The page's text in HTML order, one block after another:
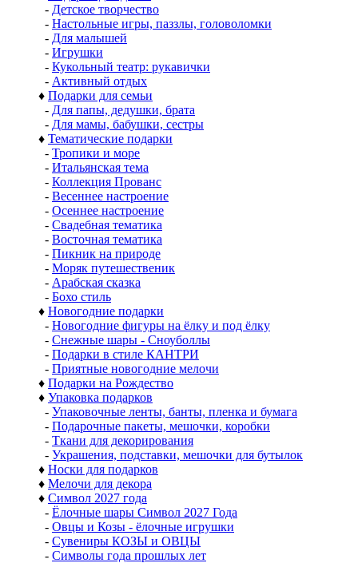
- Детское творчество
- Настольные игры, паззлы, головоломки
- Для малышей
- Игрушки
- Кукольный театр: рукавички
- Активный отдых
♦ Подарки для семьи
- Для папы, дедушки, брата
- Для мамы, бабушки, сестры
♦ Тематические подарки
- Тропики и море
- Итальянская тема
- Коллекция Прованс
- Весеннее настроение
- Осеннее настроение
- Свадебная тематика
- Восточная тематика
- Пикник на природе
- Моряк путешественик
- Арабская сказка
- Бохо стиль
♦ Новогодние подарки
- Новогодние фигуры на ёлку и под ёлку
- Снежные шары - Сноуболлы
- Подарки в стиле КАНТРИ
- Приятные новогодние мелочи
♦ Подарки на Рождество
♦ Упаковка подарков
- Упаковочные ленты, банты, пленка и бумага
- Подарочные пакеты, мешочки, коробки
- Ткани для декорирования
- Украшения, подставки, мешочки для бутылок
♦ Носки для подарков
♦ Мелочи для декора
♦ Символ 2027 года
- Ёлочные шары Символ 2027 Года
- Овцы и Козы - ёлочные игрушки
- Сувениры КОЗЫ и ОВЦЫ
- Символы года прошлых лет